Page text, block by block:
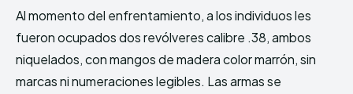
Al momento del enfrentamiento, a los individuos les
fueron ocupados dos revólveres calibre .38, ambos
niquelados, con mangos de madera color marrón, sin
marcas ni numeraciones legibles. Las armas se